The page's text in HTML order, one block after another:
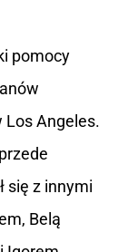
pomocy
Los Angeles.
się z innymi
Belą